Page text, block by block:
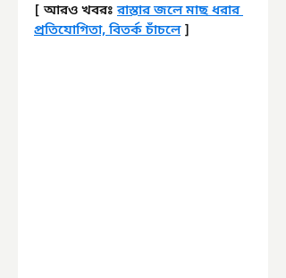
[ আরও খবরঃ রাস্তার জলে মাছ ধরার
প্রতিযোগিতা, বিতর্ক চাঁচলে ]